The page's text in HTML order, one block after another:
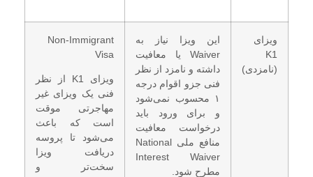
ویزای
K1
(نامزدی)
این ویزا نیاز به
Waiver یا معافیت
داشته و نامزد از نظر
فنی جزو اقوام درجه
۱ محسوب نمی‌شود
و برای ورود باید
درخواست معافیت
منافع ملی National
Interest Waiver
مطرح شود.
Non-Immigrant
Visa
ویزای K1 از نظر
فنی یک ویزای غیر
مهاجرتی موقت
است که باعث
می‌شود تا پروسه
دریافت ویزا
سخت‌تر و